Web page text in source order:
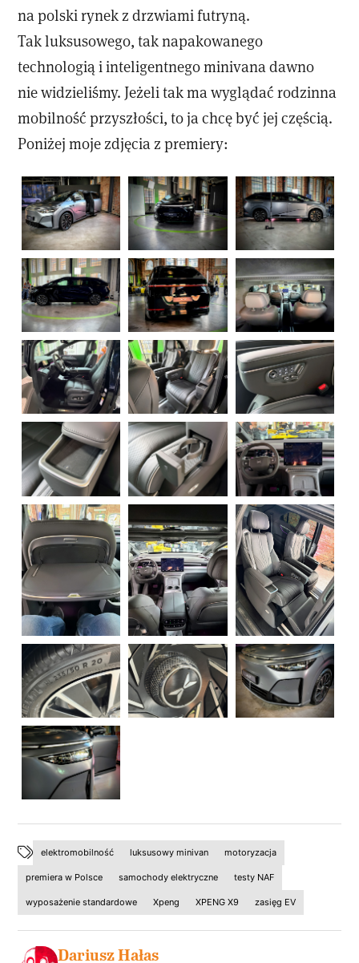
na polski rynek z drzwiami futryną.
Tak luksusowego, tak napakowanego
technologią i inteligentnego minivana dawno
nie widzieliśmy. Jeżeli tak ma wyglądać rodzinna
mobilność przyszłości, to ja chcę być jej częścią.
Poniżej moje zdjęcia z premiery:
elektromobilność luksusowy minivan motoryzacja
premiera w Polsce samochody elektryczne testy NAF
wyposażenie standardowe Xpeng XPENG X9 zasięg EV
Dariusz Hałas